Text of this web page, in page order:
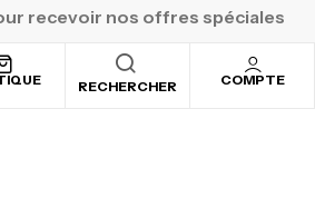
RECHERCHER COMPTE
recevoir nos offres spéciales